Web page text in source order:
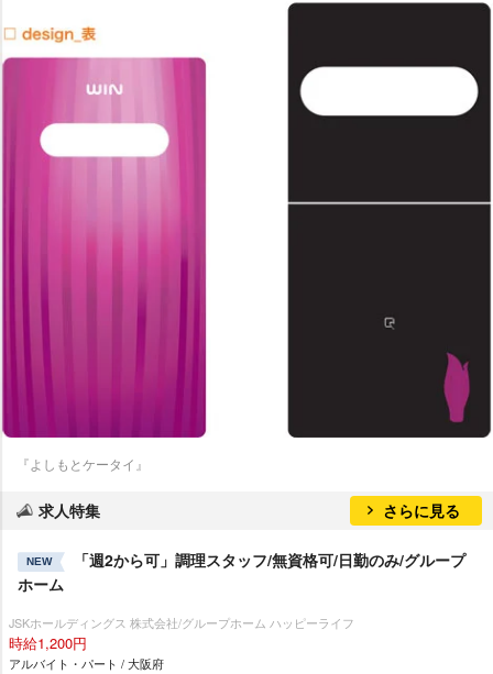
『よしもとケータイ』
求人特集 さらに見る
NEW
「週2から可」調理スタッフ/無資格可/日勤のみ/グループ
ホーム
JSKホールディングス 株式会社/グループホーム ハッピーライフ
時給1,200円
アルバイト・パート / 大阪府